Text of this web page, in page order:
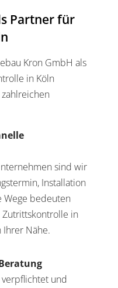
Partner für
Kron GmbH als
in Köln
sind wir
Installation
Wege bedeuten
Zutrittskontrolle in
Ihrer Nähe.
und